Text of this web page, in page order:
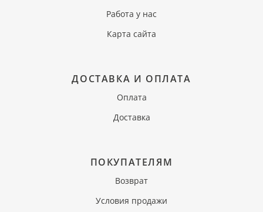
Работа у нас
Карта сайта
ДОСТАВКА И ОПЛАТА
Оплата
Доставка
ПОКУПАТЕЛЯМ
Возврат
Условия продажи